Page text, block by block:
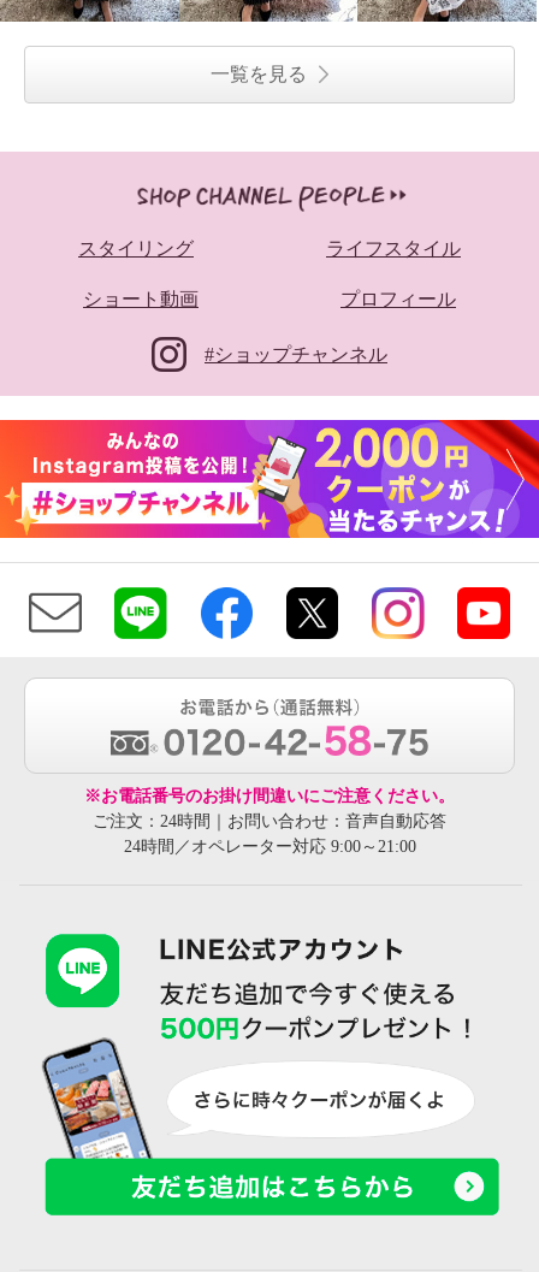
アットランティーヴァ アリア セ
ミワイドパンツ
グレー Ｍ
一覧を見る
スタイリング ライフスタイル
ショート動画 プロフィール
#ショップチャンネル
※お電話番号のお掛け間違いにご注意ください。
ご注文：24時間｜お問い合わせ：音声自動応答
24時間／オペレーター対応 9:00～21:00